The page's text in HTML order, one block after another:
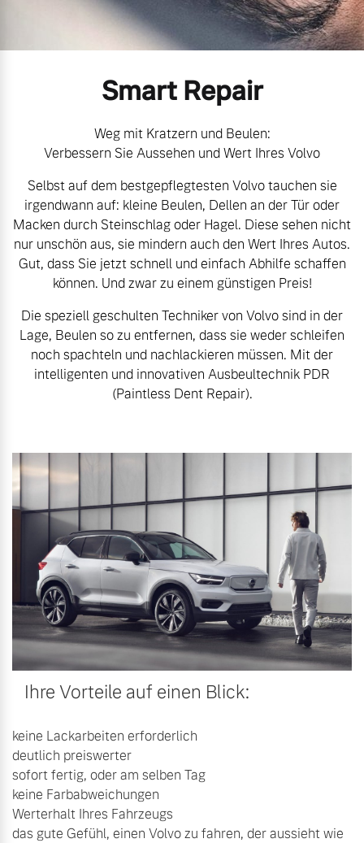
Aktuelle Zubehörangebote
Zubehörkatalog
Aktuelle Serviceangebote
Service by Volvo
Unsere News & Events
Smart Repair
Weg mit Kratzern und Beulen:
Verbessern Sie Aussehen und Wert Ihres Volvo
Selbst auf dem bestgepflegtesten Volvo tauchen sie
irgendwann auf: kleine Beulen, Dellen an der Tür oder
Macken durch Steinschlag oder Hagel. Diese sehen nicht
nur unschön aus, sie mindern auch den Wert Ihres Autos.
Gut, dass Sie jetzt schnell und einfach Abhilfe schaffen
können. Und zwar zu einem günstigen Preis!
Die speziell geschulten Techniker von Volvo sind in der
Lage, Beulen so zu entfernen, dass sie weder schleifen
noch spachteln und nachlackieren müssen. Mit der
intelligenten und innovativen Ausbeultechnik PDR
(Paintless Dent Repair).
Ihre Vorteile auf einen Blick:
keine Lackarbeiten erforderlich
deutlich preiswerter
sofort fertig, oder am selben Tag
keine Farbabweichungen
Werterhalt Ihres Fahrzeugs
das gute Gefühl, einen Volvo zu fahren, der aussieht wie